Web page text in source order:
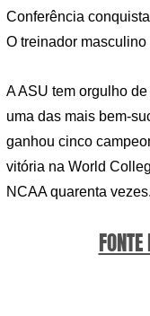
Conferência
O treinador
A ASU tem orgulho
uma das mais bem-
ganhou cinco
vitória na World
NCAA quarenta vezes.